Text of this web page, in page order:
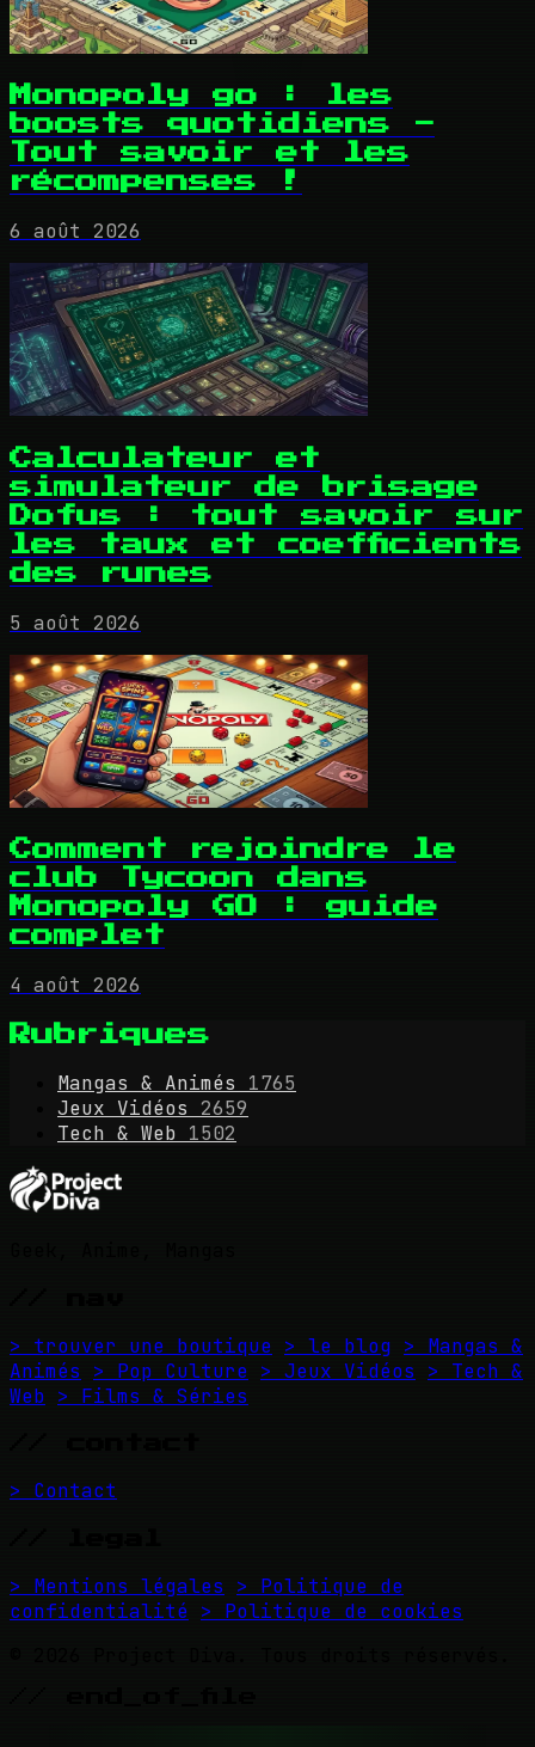
Monopoly go : les
boosts quotidiens -
Tout savoir et les
récompenses !
6 août 2026
Calculateur et
simulateur de brisage
Dofus : tout savoir sur
les taux et coefficients
des runes
5 août 2026
Comment rejoindre le
club Tycoon dans
Monopoly GO : guide
complet
4 août 2026
Rubriques
Mangas & Animés
1765
Jeux Vidéos
2659
Tech & Web 1502
> trouver une boutique > le blog > Mangas &
Animés
> Pop Culture > Jeux Vidéos
> Tech &
Web > Films & Séries
> Contact
> Mentions légales
> Politique de
confidentialité > Politique de cookies